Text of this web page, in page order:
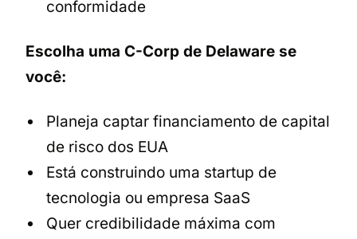
conformidade
Escolha uma C-Corp de Delaware se
você:
Planeja captar financiamento de capital
de risco dos EUA
Está construindo uma startup de
tecnologia ou empresa SaaS
Quer credibilidade máxima com